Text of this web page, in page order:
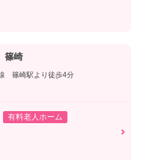
篠崎
篠崎駅より徒歩4分
有料老人ホーム